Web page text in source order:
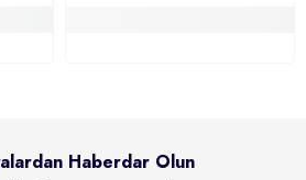
Haberdar Olun